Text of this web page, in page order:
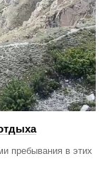
пребывания в этих